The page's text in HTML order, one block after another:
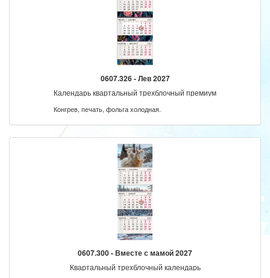
0607.326 - Лев 2027
Календарь квартальный трехблочный премиум
Конгрев, печать, фольга холодная.
0607.300 - Вместе с мамой 2027
Квартальный трехблочный календарь